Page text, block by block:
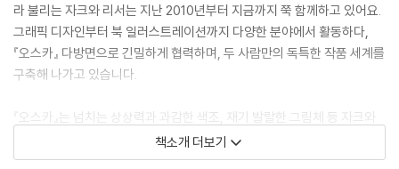
라 불리는 자크와 리서는 지난 2010년부터 지금까지 쭉 함께하고 있어요.
그래픽 디자인부터 북 일러스트레이션까지 다양한 분야에서 활동하다,
『오스카』 다방면으로 긴밀하게 협력하며, 두 사람만의 독특한 작품 세계를
구축해 나가고 있습니다.
『오스카』는 넘치는 상상력과 과감한 색조, 재기 발랄한 그림체 등 자크와
리서의 매력이 담뿍 담겨 있습니다. 초록, 주황, 하양 세 가지 색을 주조색
으로, 끝없이 이어지는 아이의 상상을 그렸지요. 곳곳에 숨은 두 작가 특유
책소개 더보기